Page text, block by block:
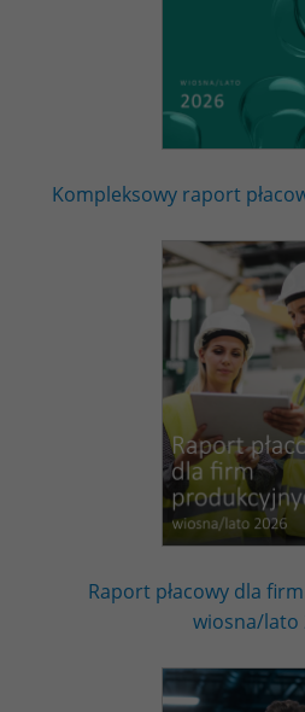
Kompleksowy raport
Raport płacowy dla
wiosna/lato